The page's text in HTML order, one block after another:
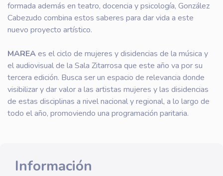
formada además en teatro, docencia y psicología, González
Cabezudo combina estos saberes para dar vida a este
nuevo proyecto artístico.
MAREAes el ciclo de mujeres y disidencias de la música y
el audiovisual de la Sala Zitarrosa que este año va por su
tercera edición. Busca ser un espacio de relevancia donde
visibilizar y dar valor a las artistas mujeres y las disidencias
de estas disciplinas a nivel nacional y regional, a lo largo de
todo el año, promoviendo una programación paritaria.
Información